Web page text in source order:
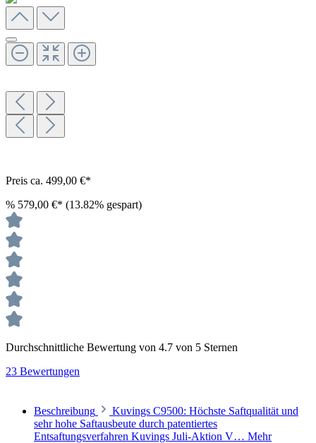
Preis ca. 499,00 €*
% 579,00 €* (13.82% gespart)
Durchschnittliche Bewertung von 4.7 von 5 Sternen
23 Bewertungen
Beschreibung
Kuvings C9500: Höchste Saftqualität und
sehr hohe Saftausbeute durch patentiertes
Entsaftungsverfahren Kuvings Juli-Aktion V… Mehr